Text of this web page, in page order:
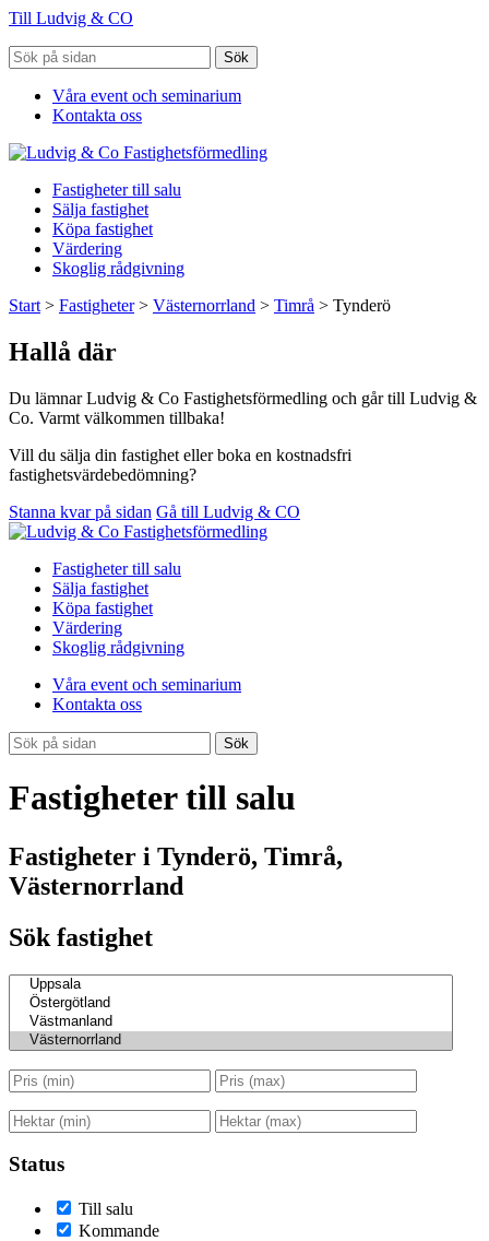
Till Ludvig & CO
Sök
Våra event och seminarium
Kontakta oss
Fastigheter till salu
Sälja fastighet
Köpa fastighet
Värdering
Skoglig rådgivning
Start > Fastigheter> Västernorrland > Timrå > Tynderö
Hallå där
Du lämnar Ludvig & Co Fastighetsförmedling och går till Ludvig &
Co. Varmt välkommen tillbaka!
Vill du sälja din fastighet eller boka en kostnadsfri
fastighetsvärdebedömning?
Stanna kvar på sidan Gå till Ludvig & CO
Fastigheter till salu
Sälja fastighet
Köpa fastighet
Värdering
Skoglig rådgivning
Våra event och seminarium
Kontakta oss
Sök
Fastigheter till salu
Fastigheter i Tynderö, Timrå,
Västernorrland
Sök fastighet
Status
Till salu
Kommande